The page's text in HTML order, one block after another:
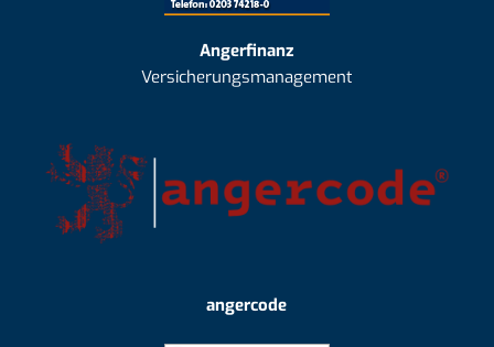
Angerfinanz
Versicherungsmanagement
angercode